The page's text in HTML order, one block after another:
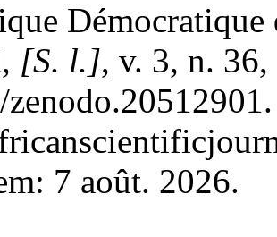
, [S. l.], v. 3, n.
7 août. 2026.